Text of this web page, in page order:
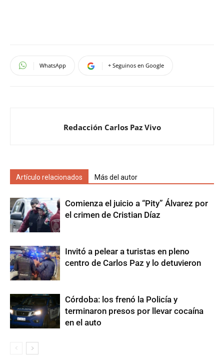
WhatsApp + Seguinos en Google
Redacción Carlos Paz Vivo
Artículo relacionados Más del autor
Comienza el juicio a “Pity” Álvarez por
el crimen de Cristian Díaz
Invitó a pelear a turistas en pleno
centro de Carlos Paz y lo detuvieron
Córdoba: los frenó la Policía y
terminaron presos por llevar cocaína
en el auto